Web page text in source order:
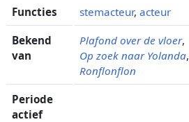
Functies stemacteur, acteur
Bekend
van
Plafond over de vloer,
Op zoek naar Yolanda,
Ronflonflon
Periode
actief